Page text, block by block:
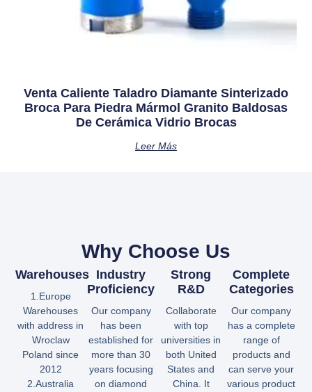
Venta Caliente Taladro Diamante Sinterizado
Broca Para Piedra Mármol Granito Baldosas
De Cerámica Vidrio Brocas
Leer Más
Why Choose Us
Warehouses
1.Europe
Warehouses
with address in
Wroclaw
Poland since
2012
2.Australia
Industry
Proficiency
Our company
has been
established for
more than 30
years focusing
on diamond
Strong
R&D
Collaborate
with top
universities in
both United
States and
China. It
Complete
Categories
Our company
has a complete
range of
products and
can serve your
various product